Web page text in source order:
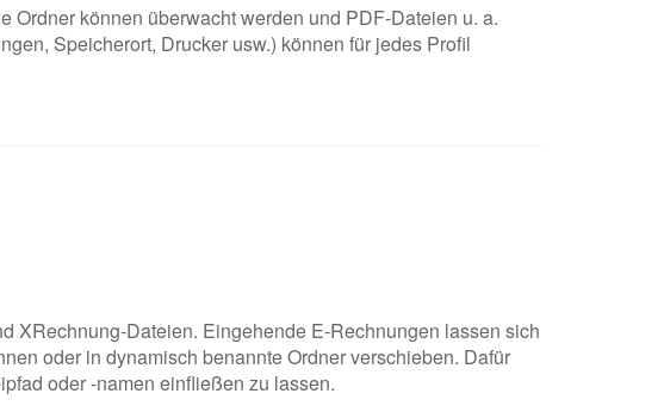
können überwacht werden und PDF-Dateien u. a.
Speicherort, Drucker usw.) können für jedes Profil
XRechnung-Dateien. Eingehende E-Rechnungen lassen sich
oder in dynamisch benannte Ordner verschieben. Dafür
oder -namen einfließen zu lassen.